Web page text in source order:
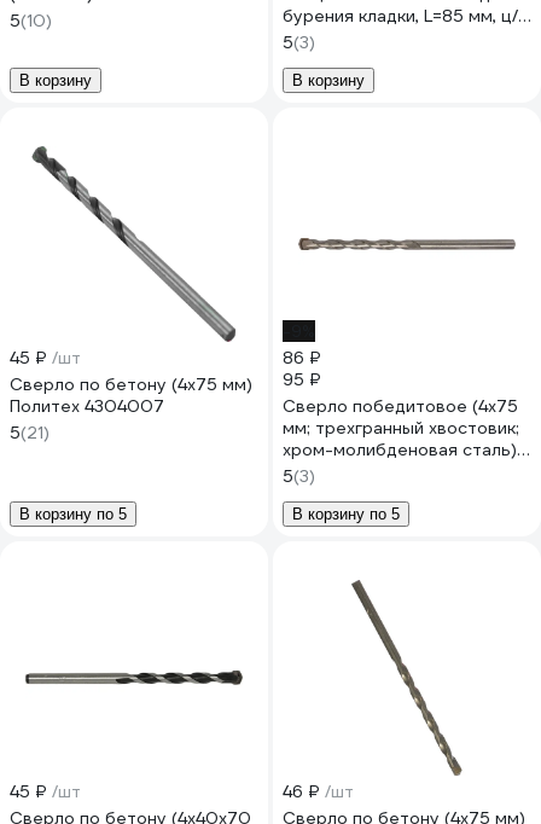
5(10)
В корзину
бурения кладки, L=85 мм, ц/
хв 55040i
5(3)
В корзину
45 ₽ /шт
Сверло по бетону (4х75 мм)
Политех 4304007
5(21)
В корзину по 5
86 ₽
95 ₽
Сверло победитовое (4x75
мм; трехгранный хвостовик;
хром-молибденовая сталь)
FIT IT 34501
5(3)
В корзину по 5
45 ₽ /шт
Сверло по бетону (4х40х70
46 ₽ /шт
Сверло по бетону (4х75 мм)